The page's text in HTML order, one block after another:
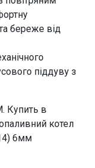
береже від
піддуву з
Купить в
котел
6мм